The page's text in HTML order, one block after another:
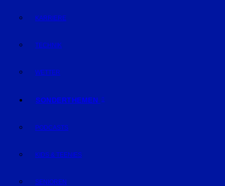
KARRIERE
TECHNIK
WETTER
SONDERTHEMEN
PODCASTS
KIDS & TEENIES
SENIOREN